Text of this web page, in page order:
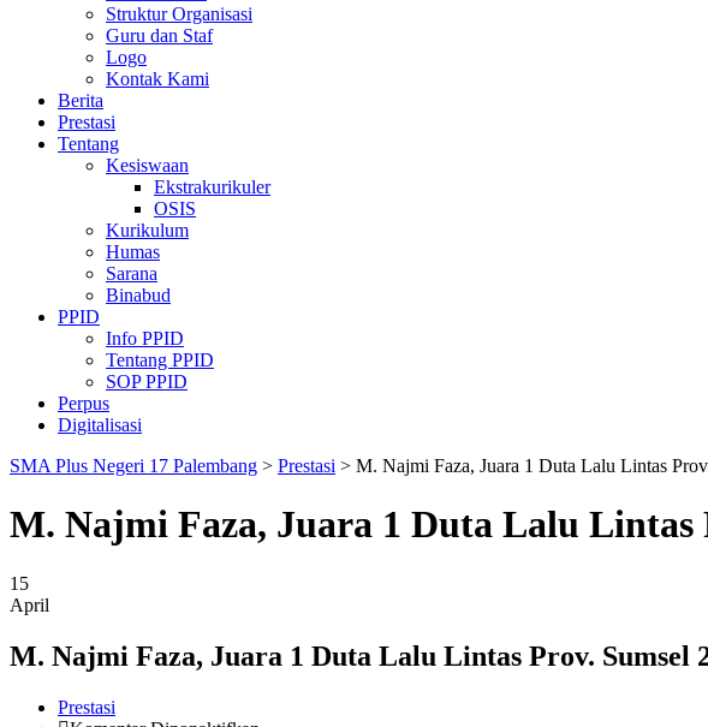
Struktur Organisasi
Guru dan Staf
Logo
Kontak Kami
Berita
Prestasi
Tentang
Kesiswaan
Ekstrakurikuler
OSIS
Kurikulum
Humas
Sarana
Binabud
PPID
Info PPID
Tentang PPID
SOP PPID
Perpus
Digitalisasi
SMA Plus Negeri 17 Palembang > Prestasi > M. Najmi Faza, Juara 1 Duta Lalu Lintas
M. Najmi Faza, Juara 1 Duta Lalu Lintas
15
April
M. Najmi Faza, Juara 1 Duta Lalu Lintas Prov. Sumsel
Prestasi